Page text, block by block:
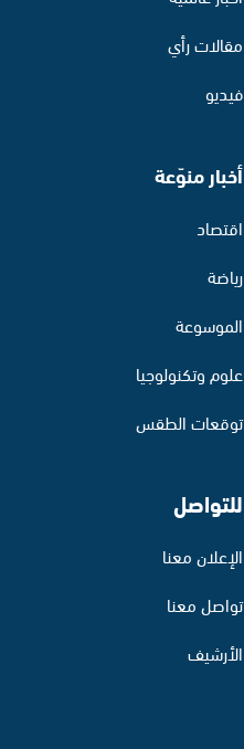
مقالات رأي
فيديو
أخبار منوّعة
اقتصاد
رياضة
الموسوعة
علوم وتكنولوجيا
توقعات الطقس
للتواصل
الإعلان معنا
تواصل معنا
الأرشيف